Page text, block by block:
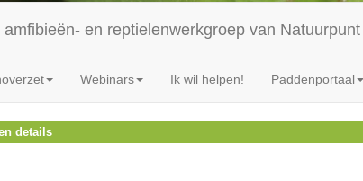
amfibieën- en reptielenwerkgroep van Natuurpunt
Webinars Ik wil helpen! Paddenportaal
details